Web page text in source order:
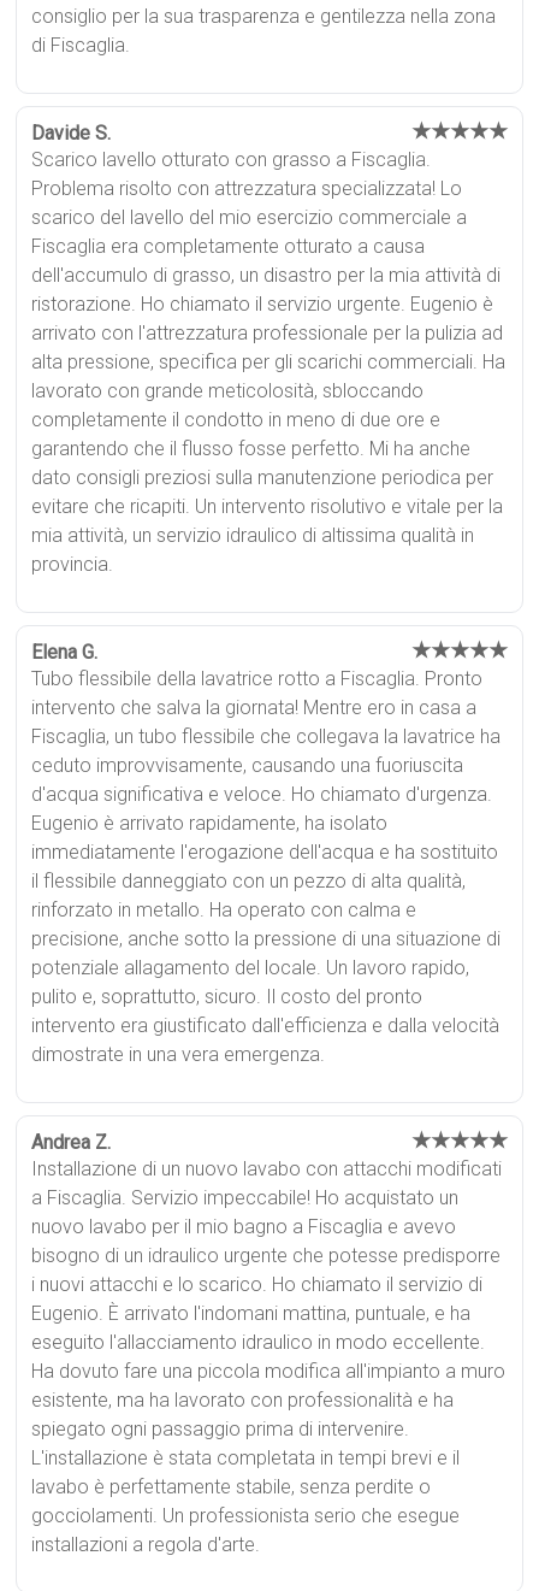
consiglio per la sua trasparenza e gentilezza nella zona
di Fiscaglia.
Davide S. ★★★★★
Scarico lavello otturato con grasso a Fiscaglia.
Problema risolto con attrezzatura specializzata! Lo
scarico del lavello del mio esercizio commerciale a
Fiscaglia era completamente otturato a causa
dell'accumulo di grasso, un disastro per la mia attività di
ristorazione. Ho chiamato il servizio urgente. Eugenio è
arrivato con l'attrezzatura professionale per la pulizia ad
alta pressione, specifica per gli scarichi commerciali. Ha
lavorato con grande meticolosità, sbloccando
completamente il condotto in meno di due ore e
garantendo che il flusso fosse perfetto. Mi ha anche
dato consigli preziosi sulla manutenzione periodica per
evitare che ricapiti. Un intervento risolutivo e vitale per la
mia attività, un servizio idraulico di altissima qualità in
provincia.
Elena G. ★★★★★
Tubo flessibile della lavatrice rotto a Fiscaglia. Pronto
intervento che salva la giornata! Mentre ero in casa a
Fiscaglia, un tubo flessibile che collegava la lavatrice ha
ceduto improvvisamente, causando una fuoriuscita
d'acqua significativa e veloce. Ho chiamato d'urgenza.
Eugenio è arrivato rapidamente, ha isolato
immediatamente l'erogazione dell'acqua e ha sostituito
il flessibile danneggiato con un pezzo di alta qualità,
rinforzato in metallo. Ha operato con calma e
precisione, anche sotto la pressione di una situazione di
potenziale allagamento del locale. Un lavoro rapido,
pulito e, soprattutto, sicuro. Il costo del pronto
intervento era giustificato dall'efficienza e dalla velocità
dimostrate in una vera emergenza.
Andrea Z. ★★★★★
Installazione di un nuovo lavabo con attacchi modificati
a Fiscaglia. Servizio impeccabile! Ho acquistato un
nuovo lavabo per il mio bagno a Fiscaglia e avevo
bisogno di un idraulico urgente che potesse predisporre
i nuovi attacchi e lo scarico. Ho chiamato il servizio di
Eugenio. È arrivato l'indomani mattina, puntuale, e ha
eseguito l'allacciamento idraulico in modo eccellente.
Ha dovuto fare una piccola modifica all'impianto a muro
esistente, ma ha lavorato con professionalità e ha
spiegato ogni passaggio prima di intervenire.
L'installazione è stata completata in tempi brevi e il
lavabo è perfettamente stabile, senza perdite o
gocciolamenti. Un professionista serio che esegue
installazioni a regola d'arte.